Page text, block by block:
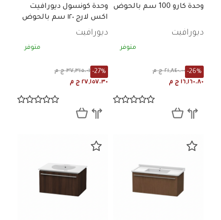
وحدة كارو 100 سم بالحوض
ديورافيت
متوفر
٢١,٨٤٠.٠٠ ج م -26%
١٦,١٦٠.٨٠ ج م
وحدة كونسول ديورافيت
اكس لارج ١٢٠ سم بالحوض
مع وحدة موبيليا تشيسنات
ديورافيت
متوفر
٣٧,٣١٥.٠١ ج م -27%
٢٧,١٥٧.٣٠ ج م